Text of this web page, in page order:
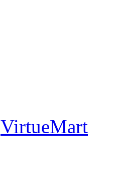
VirtueMart